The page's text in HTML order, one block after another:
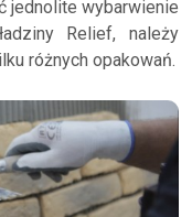
jednolite wybarwienie
Relief, należy
różnych opakowań.